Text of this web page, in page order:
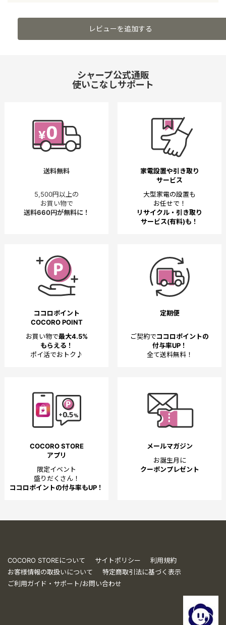
レビューを追加する
シャープ公式通販
使いこなしサポート
送料無料
5,500円以上の
お買い物で
送料660円が無料に！
家電設置や引き取り
サービス
大型家電の設置も
お任せで！
リサイクル・引き取り
サービス(有料)も！
ココロポイント
COCORO POINT
お買い物で最大4.5%
もらえる！
ポイ活でおトク♪
定期便
ご契約でココロポイントの
付与率UP！
全て送料無料！
COCORO STORE
アプリ
限定イベント
盛りだくさん！
ココロポイントの付与率もUP！
メールマガジン
お誕生月に
クーポンプレゼント
COCORO STOREについて サイトポリシー
利用規約
お客様情報の取扱いについて
特定商取引法に基づく表示
ご利用ガイド・サポート/お問い合わせ